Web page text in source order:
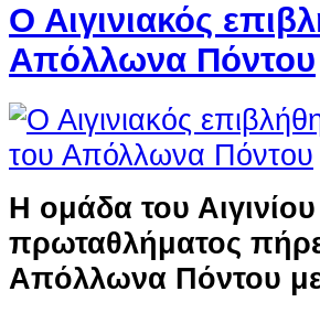
Ο Αιγινιακός
Απόλλωνα Πόντου
H ομάδα του
πρωταθλήματος
Απόλλωνα Πόντου